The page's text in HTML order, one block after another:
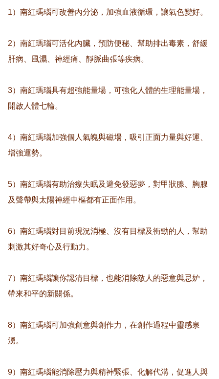
1）南紅瑪瑙可改善內分泌，加強血液循環，讓氣色變好。
2）南紅瑪瑙可活化內臟，預防便秘、幫助排出毒素，舒緩
肝病、風濕、神經痛、靜脈曲張等疾病。
3）南紅瑪瑙具有超強能量場，可強化人體的生理能量場，
開啟人體七輪。
4）南紅瑪瑙加強個人氣魄與磁場，吸引正面力量與好運、
增強運勢。
5）南紅瑪瑙有助治療失眠及避免發惡夢，對甲狀腺、胸腺
及聲帶與太陽神經中樞都有正面作用。
6）南紅瑪瑙對目前現況消極、沒有目標及衝勁的人，幫助
刺激其好奇心及行動力。
7）南紅瑪瑙讓你認清目標，也能消除敵人的惡意與忌妒，
帶來和平的新關係。
8）南紅瑪瑙可加強創意與創作力，在創作過程中靈感泉
湧。
9）南紅瑪瑙能消除壓力與精神緊張、化解代溝，促進人與